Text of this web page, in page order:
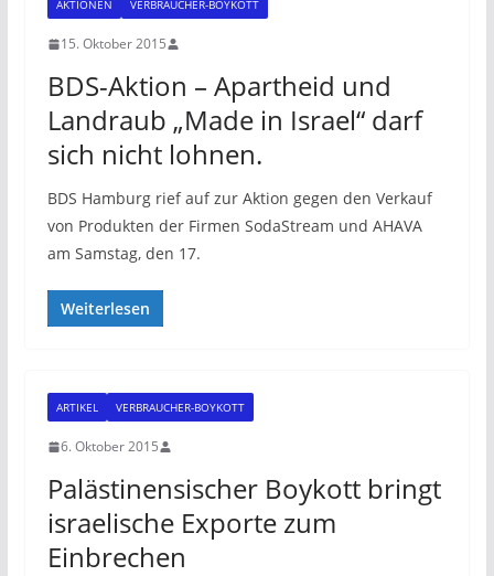
AKTIONEN VERBRAUCHER-BOYKOTT
15. Oktober 2015
BDS-Aktion – Apartheid und
Landraub „Made in Israel“ darf
sich nicht lohnen.
BDS Hamburg rief auf zur Aktion gegen den Verkauf
von Produkten der Firmen SodaStream und AHAVA
am Samstag, den 17.
Weiterlesen
ARTIKEL VERBRAUCHER-BOYKOTT
6. Oktober 2015
Palästinensischer Boykott bringt
israelische Exporte zum
Einbrechen